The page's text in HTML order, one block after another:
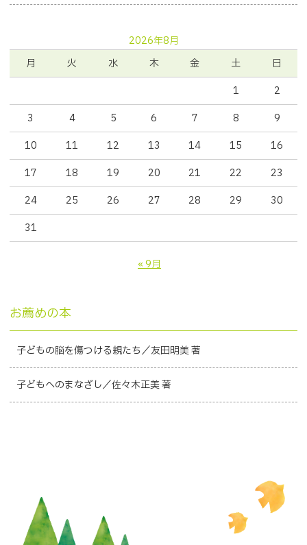
2026年8月
月
火 水 木 金 土
日
1
2
3
4 5 6 7 8
9
10
11 12 13 14 15
16
17
18 19 20 21 22
23
24
25 26 27 28 29
30
31
« 9月
お薦めの本
子どもの脳を傷つける親たち／友田明美 著
子どもへのまなざし／佐々木正美 著